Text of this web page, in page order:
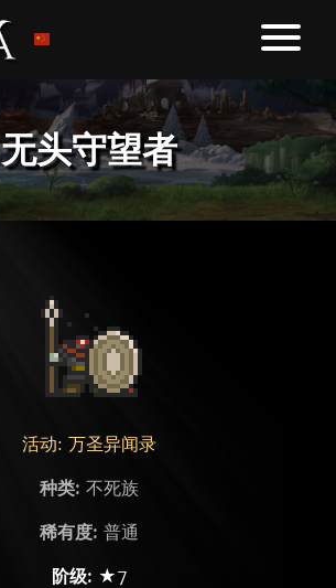
无头守望者
活动: 万圣异闻录
种类: 不死族
稀有度: 普通
阶级: ★7